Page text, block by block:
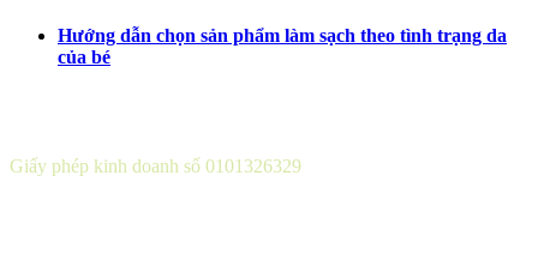
Hướng dẫn chọn sản phẩm làm sạch theo tình trạng da
của bé
Giấy phép kinh doanh số 0101326329